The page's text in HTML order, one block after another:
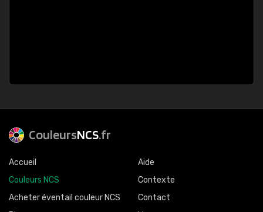
CouleursNCS.fr
Accueil
Couleurs NCS
Acheter éventail couleur NCS
Aide
Contexte
Contact